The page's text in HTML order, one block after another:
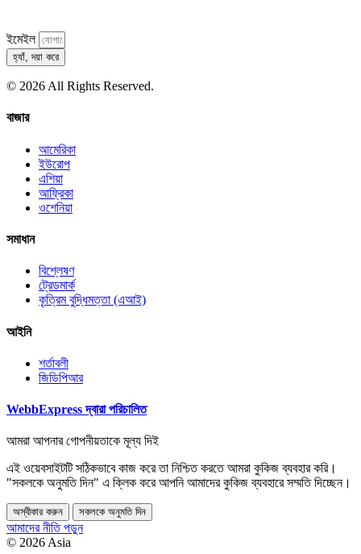
ইমেইল
হ্যাঁ, দয়া করে
© 2026 All Rights Reserved.
বাজার
আমেরিকা
ইউরোপ
এশিয়া
আফ্রিকা
ওশেনিয়া
সমাধান
বিশ্লেষণ
ট্রেডমার্ক
কৃত্রিম বুদ্ধিমত্তা (এআই)
আইনি
শর্তাবলী
জিডিপিআর
WebbExpress দ্বারা পরিচালিত
আমরা আপনার গোপনীয়তাকে মূল্য দিই
এই ওয়েবসাইটটি সঠিকভাবে কাজ করে তা নিশ্চিত করতে আমরা কুকিজ ব্যবহার করি।
"সকলকে অনুমতি দিন" এ ক্লিক করে আপনি আমাদের কুকিজ ব্যবহারে সম্মতি দিচ্ছেন।
অস্বীকার করুন সকলকে অনুমতি দিন
আমাদের নীতি পড়ুন
© 2026 Asia